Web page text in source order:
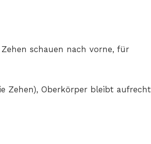
schauen nach vorne, für
Zehen), Oberkörper bleibt aufrecht